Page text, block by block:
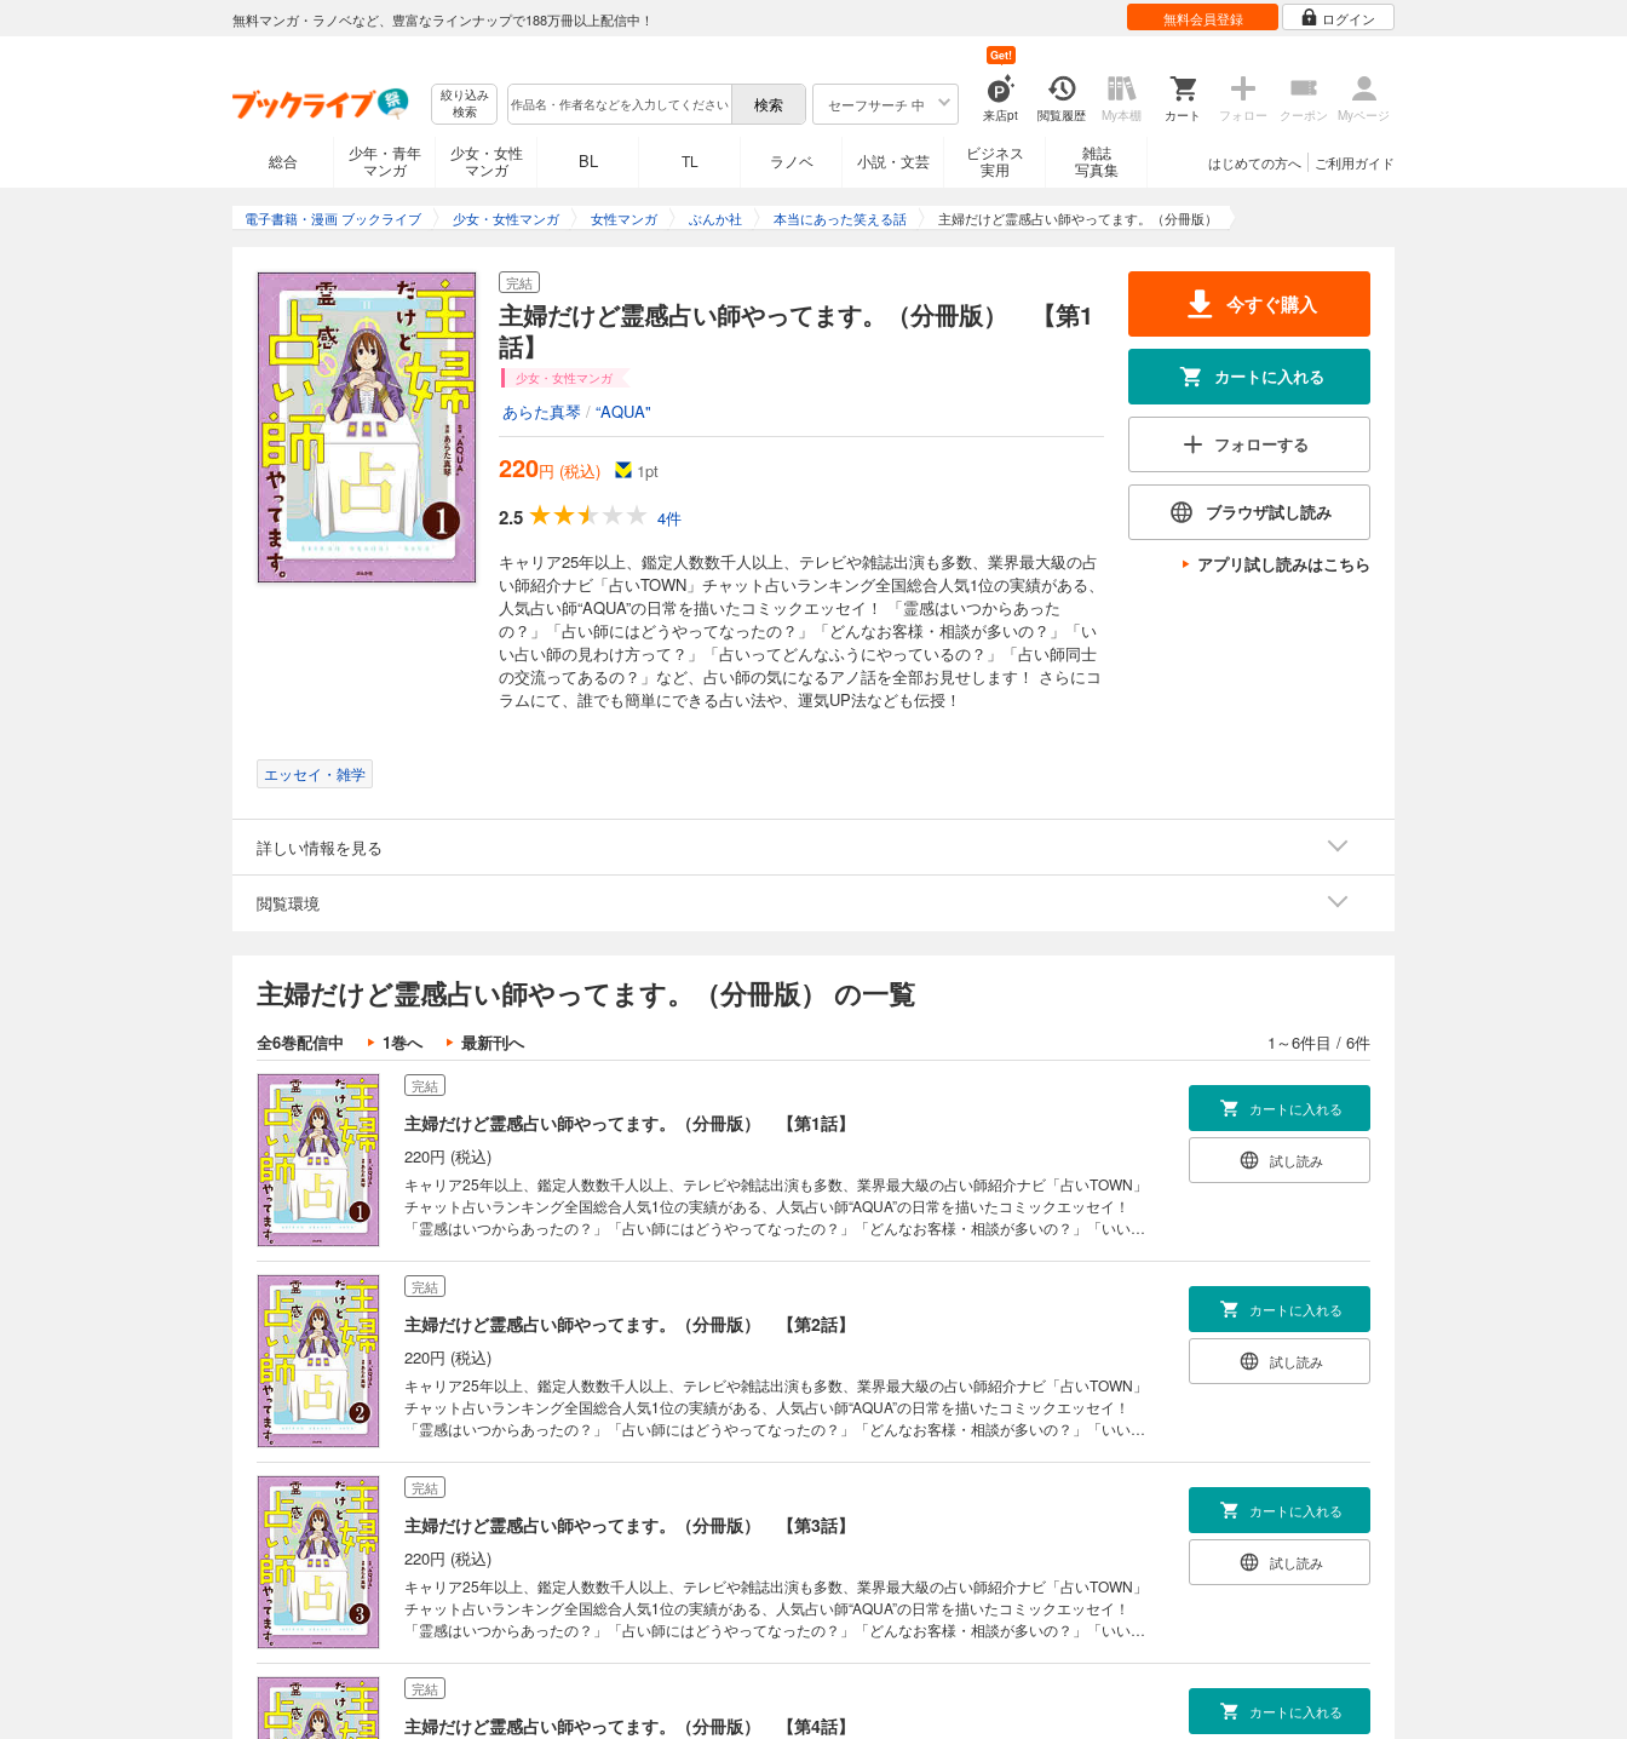
無料マンガ・ラノベなど、豊富なラインナップで188万冊以上配信中！ 無料会員登録 ログイン
絞り込み
検索
セーフサーチ 中
来店pt
Get!
閲覧履歴 My本棚 カート フォロー クーポン Myページ
総合
少年・青年
マンガ
少女・女性
マンガ
BL TL ラノベ 小説・文芸
ビジネス
実用
雑誌
写真集
ご利用ガイド
はじめての方へ
電子書籍・漫画 ブックライブ 少女・女性マンガ 女性マンガ ぶんか社 本当にあった笑える話 主婦だけど霊感占い師やってます。（分冊版）
完結
主婦だけど霊感占い師やってます。（分冊版） 【第1
話】
少女・女性マンガ
あらた真琴 / “AQUA"
220円 (税込) 1pt
2.5
4件
キャリア25年以上、鑑定人数数千人以上、テレビや雑誌出演も多数、業界最大級の占
い師紹介ナビ「占いTOWN」チャット占いランキング全国総合人気1位の実績がある、
人気占い師“AQUA”の日常を描いたコミックエッセイ！ 「霊感はいつからあった
の？」「占い師にはどうやってなったの？」「どんなお客様・相談が多いの？」「い
い占い師の見わけ方って？」「占いってどんなふうにやっているの？」「占い師同士
の交流ってあるの？」など、占い師の気になるアノ話を全部お見せします！ さらにコ
ラムにて、誰でも簡単にできる占い法や、運気UP法なども伝授！
今すぐ購入
カートに入れる
フォローする
ブラウザ試し読み
アプリ試し読みはこちら
エッセイ・雑学
詳しい情報を見る
閲覧環境
主婦だけど霊感占い師やってます。（分冊版） の一覧
全6巻配信中 1巻へ 最新刊へ 1～6件目 / 6件
完結
主婦だけど霊感占い師やってます。（分冊版） 【第1話】
220円 (税込)
キャリア25年以上、鑑定人数数千人以上、テレビや雑誌出演も多数、業界最大級の占い師紹介ナビ「占いTOWN」
チャット占いランキング全国総合人気1位の実績がある、人気占い師“AQUA”の日常を描いたコミックエッセイ！
「霊感はいつからあったの？」「占い師にはどうやってなったの？」「どんなお客様・相談が多いの？」「いい占
師の気になるアノ話を全部お見せします！ さらにコラムにて、誰でも簡単にできる占い法や、運気UP法なども伝
授！
カートに入れる
試し読み
完結
主婦だけど霊感占い師やってます。（分冊版） 【第2話】
220円 (税込)
キャリア25年以上、鑑定人数数千人以上、テレビや雑誌出演も多数、業界最大級の占い師紹介ナビ「占いTOWN」
チャット占いランキング全国総合人気1位の実績がある、人気占い師“AQUA”の日常を描いたコミックエッセイ！
「霊感はいつからあったの？」「占い師にはどうやってなったの？」「どんなお客様・相談が多いの？」「いい占
師の気になるアノ話を全部お見せします！ さらにコラムにて、誰でも簡単にできる占い法や、運気UP法なども伝
授！
カートに入れる
試し読み
完結
主婦だけど霊感占い師やってます。（分冊版） 【第3話】
220円 (税込)
キャリア25年以上、鑑定人数数千人以上、テレビや雑誌出演も多数、業界最大級の占い師紹介ナビ「占いTOWN」
チャット占いランキング全国総合人気1位の実績がある、人気占い師“AQUA”の日常を描いたコミックエッセイ！
「霊感はいつからあったの？」「占い師にはどうやってなったの？」「どんなお客様・相談が多いの？」「いい占
師の気になるアノ話を全部お見せします！ さらにコラムにて、誰でも簡単にできる占い法や、運気UP法なども伝
授！
カートに入れる
試し読み
完結
主婦だけど霊感占い師やってます。（分冊版） 【第4話】
カートに入れる